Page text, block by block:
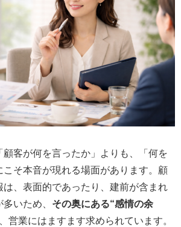
客が何を言ったか」よりも、「何を
こそ本音が現れる場面があります。顧
は、表面的であったり、建前が含まれ
いため、 その奥にある“感情の余
営業にはますます求められています。